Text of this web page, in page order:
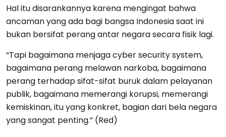
Hal itu disarankannya karena mengingat bahwa
ancaman yang ada bagi bangsa Indonesia saat ini
bukan bersifat perang antar negara secara fisik lagi.
“Tapi bagaimana menjaga cyber security system,
bagaimana perang melawan narkoba, bagaimana
perang terhadap sifat-sifat buruk dalam pelayanan
publik, bagaimana memerangi korupsi, memerangi
kemiskinan, itu yang konkret, bagian dari bela negara
yang sangat penting.” (Red)